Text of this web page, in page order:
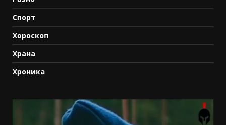
Спорт
Хороскоп
Храна
Хроника